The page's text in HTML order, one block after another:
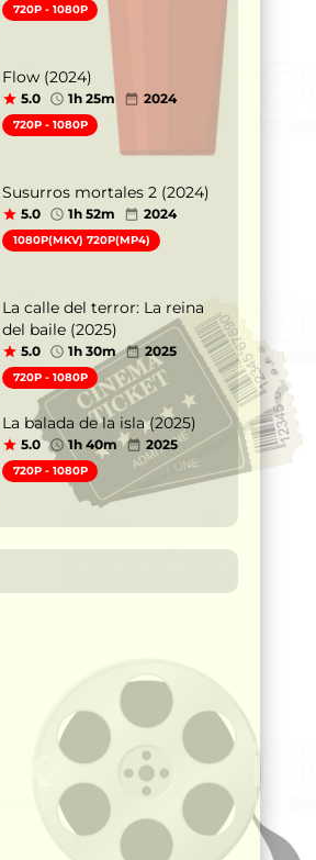
720P - 1080P
Flow (2024)
5.0 1h 25m 2024
720P - 1080P
Susurros mortales 2 (2024)
5.0 1h 52m 2024
1080P(MKV) 720P(MP4)
La calle del terror: La reina
del baile (2025)
5.0 1h 30m 2025
720P - 1080P
La balada de la isla (2025)
5.0 1h 40m 2025
720P - 1080P